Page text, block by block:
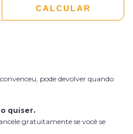
CALCULAR
pode devolver quando
quiser.
gratuitamente se você se